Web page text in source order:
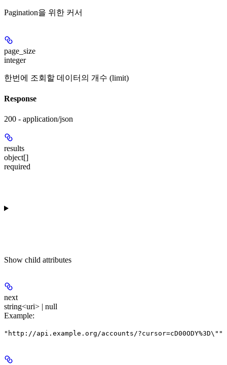
Pagination을 위한 커서
page_size
integer
한번에 조회할 데이터의 개수 (limit)
Response
200 - application/json
results
object[]
required
Show child attributes
next
string<uri> | null
Example:
"http://api.example.org/accounts/?cursor=cD00ODY%3D\""